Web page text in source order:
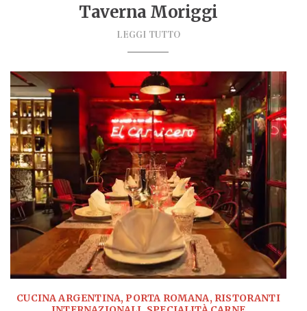
Taverna Moriggi
LEGGI TUTTO
CUCINA ARGENTINA, PORTA ROMANA, RISTORANTI